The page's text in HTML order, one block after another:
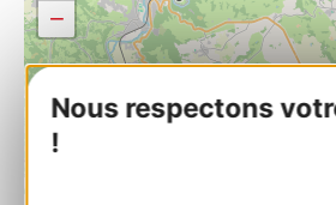
Nous respectons
!
−